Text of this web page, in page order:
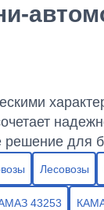
для
Лесовозы
43253